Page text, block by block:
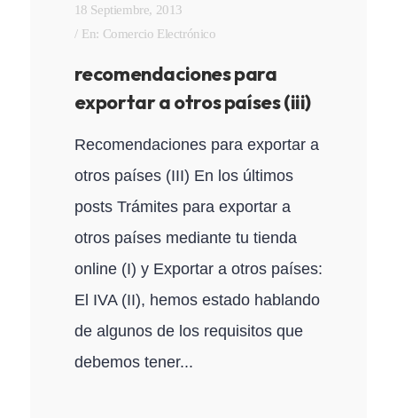
18 Septiembre, 2013
En: Comercio Electrónico
recomendaciones para
exportar a otros países (iii)
Recomendaciones para exportar a
otros países (III) En los últimos
posts Trámites para exportar a
otros países mediante tu tienda
online (I) y Exportar a otros países:
El IVA (II), hemos estado hablando
de algunos de los requisitos que
debemos tener...